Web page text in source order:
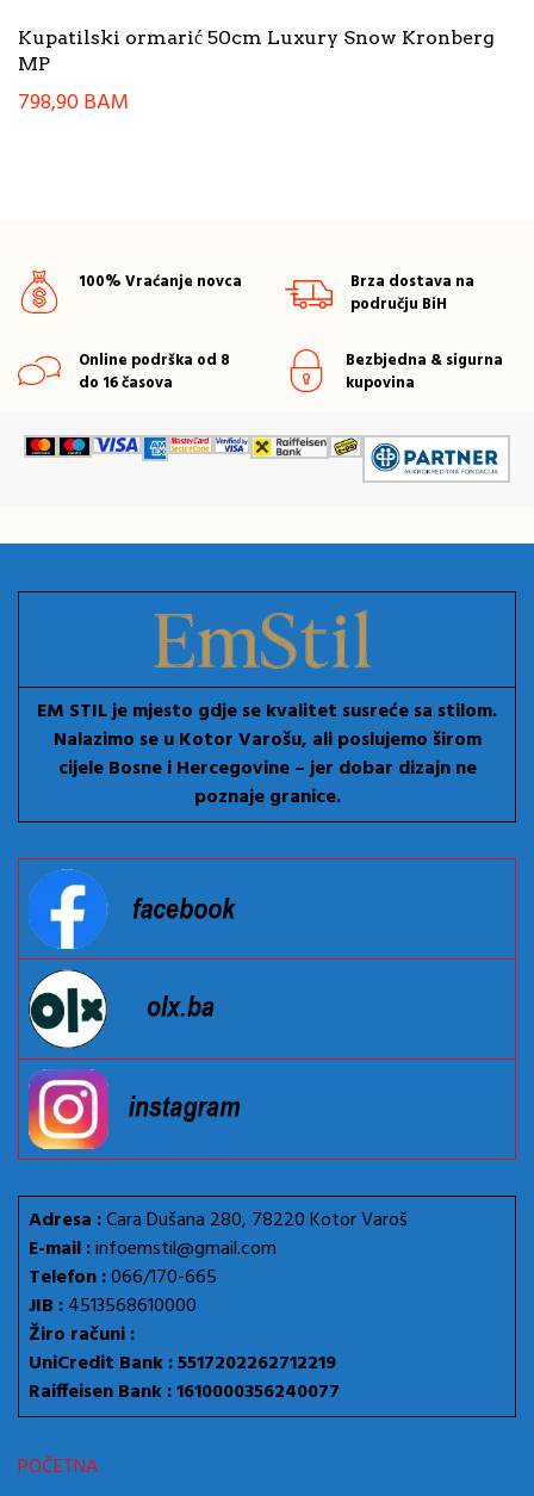
Kupatilski ormarić 50cm Luxury Snow Kronberg
MP
798,90BAM
100% Vraćanje novca
Brza dostava na
području BiH
Online podrška od 8
do 16 časova
Bezbjedna & sigurna
kupovina
EM STIL je mjesto gdje se kvalitet susreće sa stilom.
Nalazimo se u Kotor Varošu, ali poslujemo širom
cijele Bosne i Hercegovine – jer dobar dizajn ne
poznaje granice.
Adresa :Cara Dušana 280, 78220 Kotor Varoš
E-mail :infoemstil@gmail.com
Telefon :066/170-665
JIB :4513568610000
Žiro računi :
UniCredit Bank : 5517202262712219
Raiffeisen Bank : 1610000356240077
POČETNA